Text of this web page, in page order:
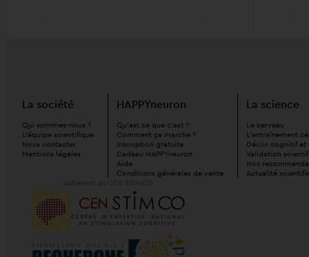
La société
Qui sommes-nous ?
L'équipe scientifique
Nous contacter
Mentions légales
HAPPYneuron
Qu'est ce que c'est ?
Comment ça marche ?
Inscription gratuite
Cadeau HAPPYneuron
Aide
Conditions générales de vente
La science
Le cerveau
L'entraînement
Déclin cognitif et
Validation
Nos
Actualité